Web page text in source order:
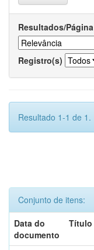
Resultados/Página
Registro(s)
Resultado 1-1 de 1.
Conjunto de itens:
Data do
documento
Título